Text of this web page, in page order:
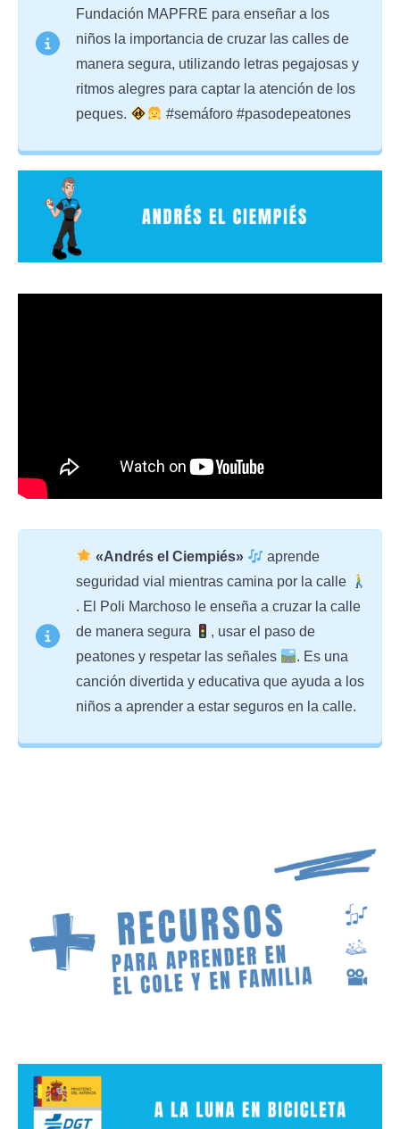
Fundación MAPFRE para enseñar a los
niños la importancia de cruzar las calles de
manera segura, utilizando letras pegajosas y
ritmos alegres para captar la atención de los
peques.
#semáforo #pasodepeatones
«Andrés el Ciempiés»
aprende
seguridad vial mientras camina por la calle
. El Poli Marchoso le enseña a cruzar la calle
de manera segura
, usar el paso de
peatones y respetar las señales
. Es una
canción divertida y educativa que ayuda a los
niños a aprender a estar seguros en la calle.